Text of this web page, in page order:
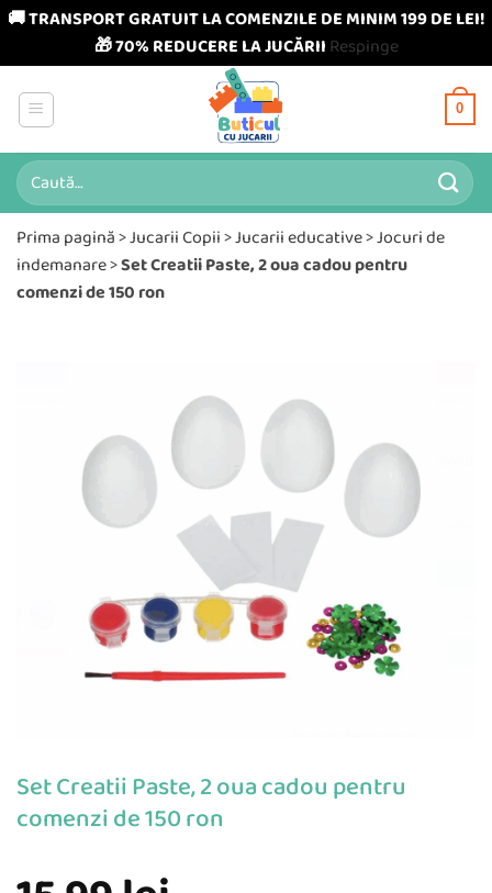
🚚 TRANSPORT GRATUIT LA COMENZILE DE MINIM 199 DE LEI!
🎁 70% REDUCERE LA JUCĂRII Respinge
content
0
Caută
după:
Prima pagină>Jucarii Copii>Jucarii educative>Jocuri de
indemanare>Set Creatii Paste, 2 oua cadou pentru
comenzi de 150 ron
Set Creatii Paste, 2 oua cadou pentru
comenzi de 150 ron